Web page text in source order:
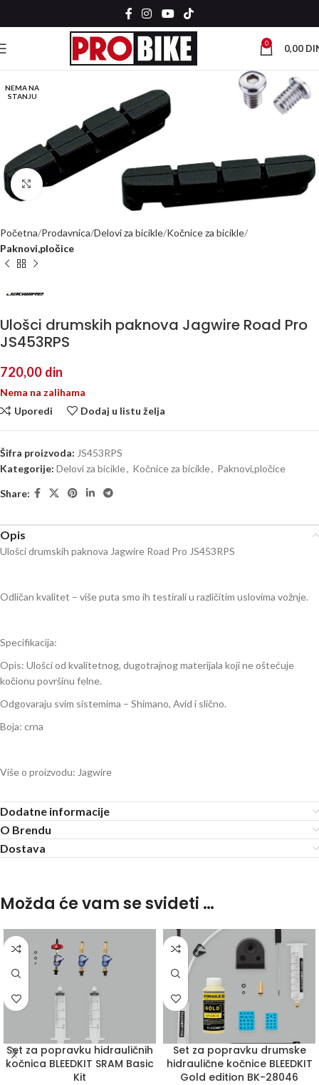
0 0,00
NEMA NA
STANJU
Kliknite za uvećanje
Početna Prodavnica Delovi za bicikle Kočnice za bicikle
Paknovi,pločice
Ulošci drumskih paknova Jagwire Road Pro
JS453RPS
720,00 din
Nema na zalihama
Uporedi
Dodaj u listu želja
Šifra proizvoda: JS453RPS
Kategorije: Delovi za bicikle, Kočnice za bicikle, Paknovi,pločice
Share:
Opis
Ulošci drumskih paknova Jagwire Road Pro JS453RPS
Odličan kvalitet – više puta smo ih testirali u različitim uslovima vožnje.
Specifikacija:
Opis: Ulošci od kvalitetnog, dugotrajnog materijala koji ne oštećuje
kočionu površinu felne.
Odgovaraju svim sistemima – Shimano, Avid i slično.
Boja: crna
Više o proizvodu: Jagwire
Dodatne informacije
O Brendu
Dostava
Možda će vam se svideti …
Set za popravku hidrauličnih
kočnica BLEEDKIT SRAM Basic
Kit
Set za popravku drumske
hidraulične kočnice BLEEDKIT
Gold edition BK-28046